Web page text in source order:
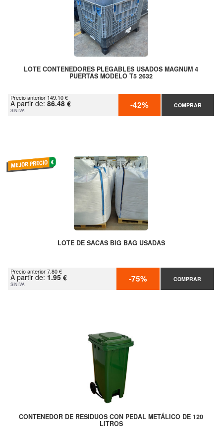
LOTE CONTENEDORES PLEGABLES USADOS MAGNUM 4
PUERTAS MODELO T5 2632
Precio anterior 149.10 €
A partir de: 86.48 €
SIN IVA -42% COMPRAR
LOTE DE SACAS BIG BAG USADAS
Precio anterior 7.80 €
A partir de: 1.95 €
SIN IVA -75% COMPRAR
CONTENEDOR DE RESIDUOS CON PEDAL METÁLICO DE 120
LITROS